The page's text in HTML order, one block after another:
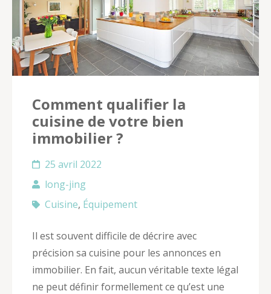
Comment qualifier la
cuisine de votre bien
immobilier ?
25 avril 2022
long-jing
Cuisine, Équipement
Il est souvent difficile de décrire avec
précision sa cuisine pour les annonces en
immobilier. En fait, aucun véritable texte légal
ne peut définir formellement ce qu’est une